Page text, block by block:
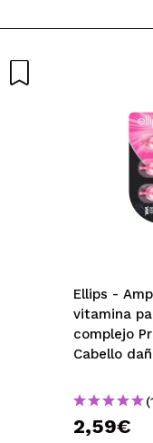
Ellips -
vitamina
complejo
Cabello
2,59€